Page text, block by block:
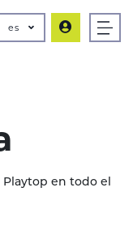
es
Playtop en todo el